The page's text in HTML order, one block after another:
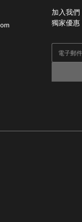
加入我
獨家優惠